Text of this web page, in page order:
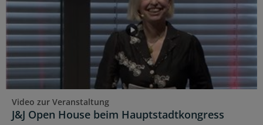
Video zur Veranstaltung
J&J Open House beim Hauptstadtkongress